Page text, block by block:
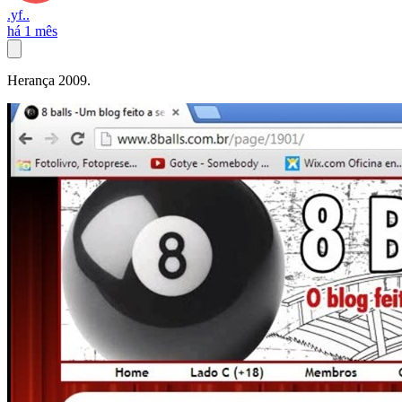
.yf..
há 1 mês
Herança 2009.